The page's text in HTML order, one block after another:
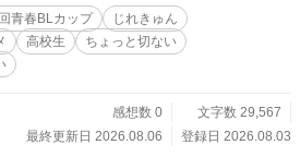
の二人が、どうしてこんな状況に陥っているの
週間前まで、なんの接点もなかったのに。
でキスしたの」 花井は怯まない。「なんで
」 「そ、そ、そっちが勝手に……っ！」 「俺は
琴だろ」 「は、蠅とか言うなよ！ 情緒がない
気にするタイプ？」 花井は互いの額をコ
、情緒があったら、キスし
青春BLカップ
じれきゅん
高校生
ちょっと切ない
感想数 0
文字数 29,567
最終更新日 2026.08.06
登録日 2026.08.03